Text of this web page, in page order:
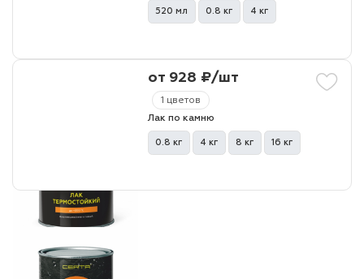
520 мл 0.8 кг 4 кг
1 цветов
от 928 ₽/шт
Лак по камню
0.8 кг 4 кг 8 кг 16 кг